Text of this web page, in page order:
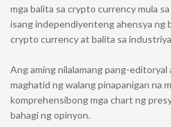
mga balita sa crypto currency mula
isang independiyenteng ahensya ng
crypto currency at balita sa
Ang aming nilalamang pang-editoryal
maghatid ng walang pinapanigan na
komprehensibong mga chart ng
bahagi ng opinyon.